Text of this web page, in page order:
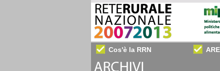
Cos'è la RRN